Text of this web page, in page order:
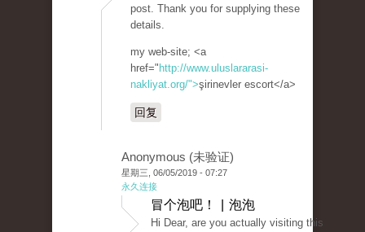
post. Thank you for supplying these
details.
my web-site; <a
href=" http://www.uluslararasi-
nakliyat.org/">şirinevler escort</a>
回复
Anonymous (未验证)
星期三, 06/05/2019 - 07:27
永久连接
冒个泡吧！ | 泡泡
Hi Dear, are you actually visiting this